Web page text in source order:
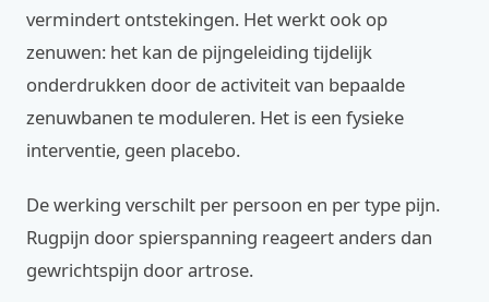
vermindert ontstekingen. Het werkt ook op
zenuwen: het kan de pijngeleiding tijdelijk
onderdrukken door de activiteit van bepaalde
zenuwbanen te moduleren. Het is een fysieke
interventie, geen placebo.
De werking verschilt per persoon en per type pijn.
Rugpijn door spierspanning reageert anders dan
gewrichtspijn door artrose.